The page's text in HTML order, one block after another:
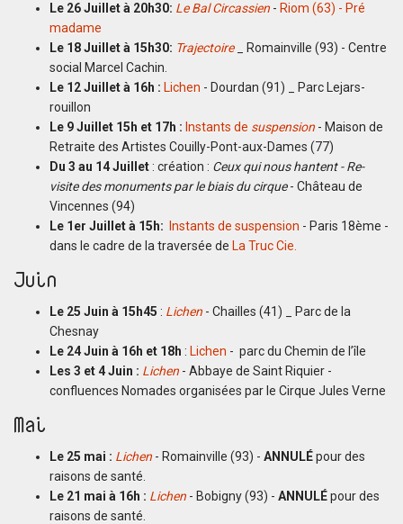
Le 26 Juillet à 20h30: Le Bal Circassien - Riom (63) - Pré
madame
Le 18 Juillet à 15h30: Trajectoire_ Romainville (93) - Centre
social Marcel Cachin.
Le 12 Juillet à 16h : Lichen - Dourdan (91) _ Parc Lejars-
rouillon
Le 9 Juillet 15h et 17h : Instants de suspension - Maison de
Retraite des Artistes Couilly-Pont-aux-Dames (77)
Du 3 au 14 Juillet: création : Ceux qui nous hantent - Re-
visite des monuments par le biais du cirque- Château de
Vincennes (94)
Le 1er Juillet à 15h:
Instants de suspension - Paris 18ème -
dans le cadre de la traversée de La Truc Cie.
Juin
Le 25 Juin à 15h45 : Lichen - Chailles (41) _ Parc de la
Chesnay
Le 24 Juin à 16h et 18h : Lichen - parc du Chemin de l’île
Les 3 et 4 Juin : Lichen - Abbaye de Saint Riquier -
confluences Nomades organisées par le Cirque Jules Verne
Mai
Le 25 mai : Lichen - Romainville (93) - ANNULÉpour des
raisons de santé.
Le 21 mai à 16h : Lichen - Bobigny (93) - ANNULÉpour des
raisons de santé.